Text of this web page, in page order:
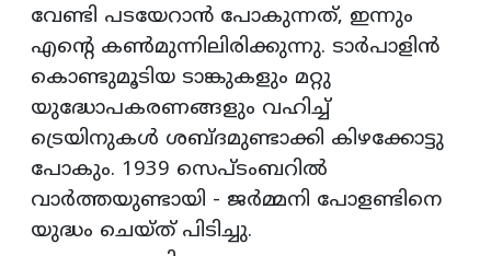
വേണ്ടി പടയേറാന്‍ പോകുന്നത്, ഇന്നും
എന്റെ കണ്‍മുന്നിലിരിക്കുന്നു. ടാര്‍പാളിന്‍
കൊണ്ടുമൂടിയ ടാങ്കുകളും മറ്റു
യുദ്ധോപകരണങ്ങളും വഹിച്ച്
ട്രെയിനുകള്‍ ശബ്ദമുണ്ടാക്കി കിഴക്കോട്ടു
പോകും. 1939 സെപ്ടംബറില്‍
വാര്‍ത്തയുണ്ടായി - ജര്‍മ്മനി പോളണ്ടിനെ
യുദ്ധം ചെയ്ത് പിടിച്ചു.